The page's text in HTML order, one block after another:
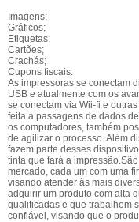
Imagens;
Gráficos;
Etiquetas;
Cartões;
Crachás;
Cupons fiscais.
As impressoras se conectam
USB e atualmente com os
se conectam via Wii-fi e
feita a passagens de dados
os computadores, também
de agilizar o processo. Além
fazem parte desses
tinta que fará a
mercado, cada um com uma
visando atender às mais
adquirir um produto com alta
qualificadas e que trabalhem
confiável, visando que o